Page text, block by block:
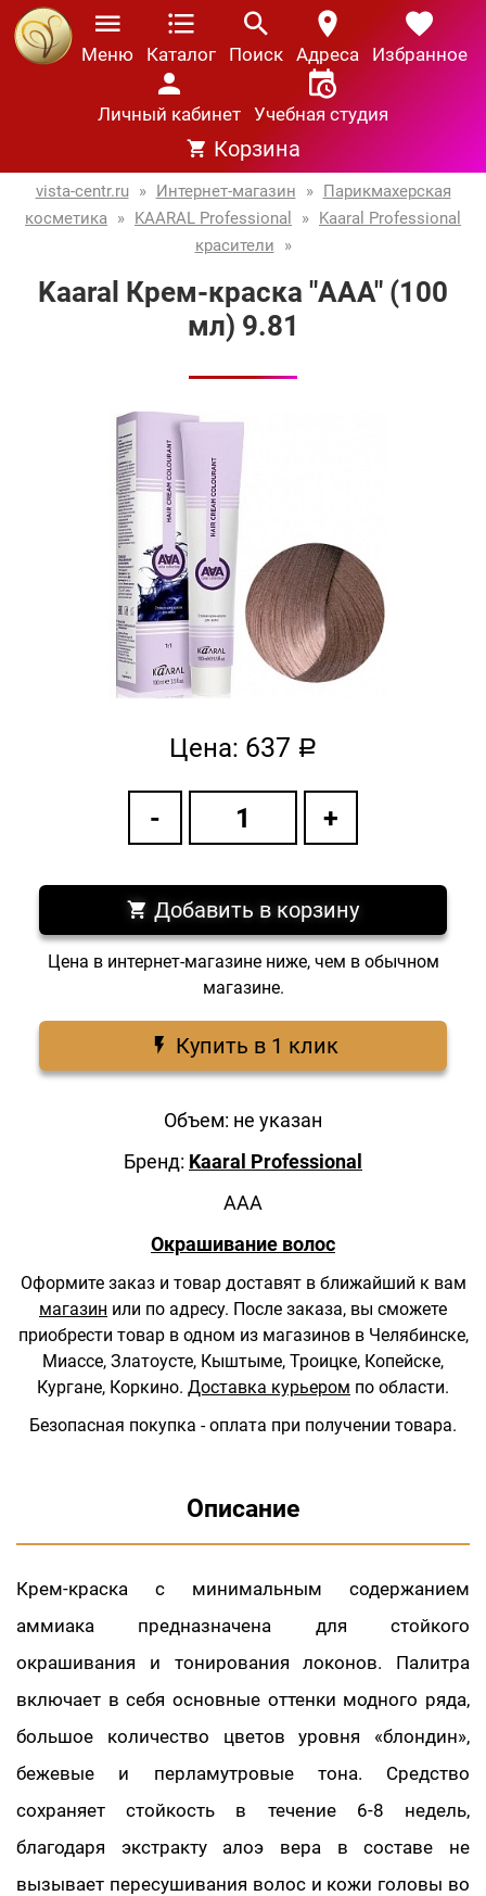
Меню Каталог Поиск Адреса Избранное
Личный кабинет Учебная студия
Корзина
vista-centr.ru » Интернет-магазин » Парикмахерская
косметика » KAARAL Professional » Kaaral Professional
красители
»
Kaaral Крем-краска "AAA" (100
мл) 9.81
Цена: 637 a
Добавить в корзину
Цена в интернет-магазине ниже, чем в обычном
магазине.
Купить в 1 клик
Объем: не указан
Бренд: Kaaral Professional
AAA
Окрашивание волос
Оформите заказ и товар доставят в ближайший к вам
магазин или по адресу. После заказа, вы сможете
приобрести товар в одном из магазинов в Челябинске,
Миассе, Златоусте, Кыштыме, Троицке, Копейске,
Кургане, Коркино. Доставка курьером по области.
Безопасная покупка - оплата при получении товара.
Описание
Крем-краска с минимальным содержанием
аммиака предназначена для стойкого
окрашивания и тонирования локонов. Палитра
включает в себя основные оттенки модного ряда,
большое количество цветов уровня «блондин»,
бежевые и перламутровые тона. Средство
сохраняет стойкость в течение 6-8 недель,
благодаря экстракту алоэ вера в составе не
вызывает пересушивания волос и кожи головы во